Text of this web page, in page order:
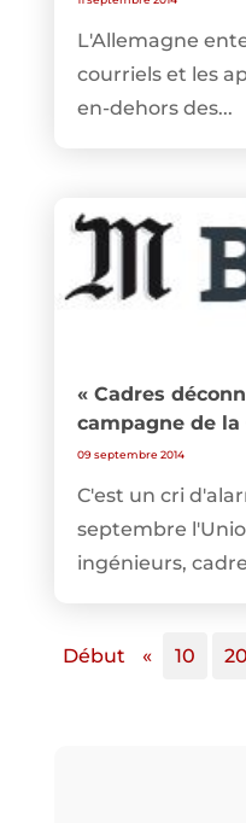
L'Allemagne
courriels et les
en-dehors des...
« Cadres
campagne de la
09 septembre 2014
C'est un cri
septembre
ingénieurs,
Début « 10 20